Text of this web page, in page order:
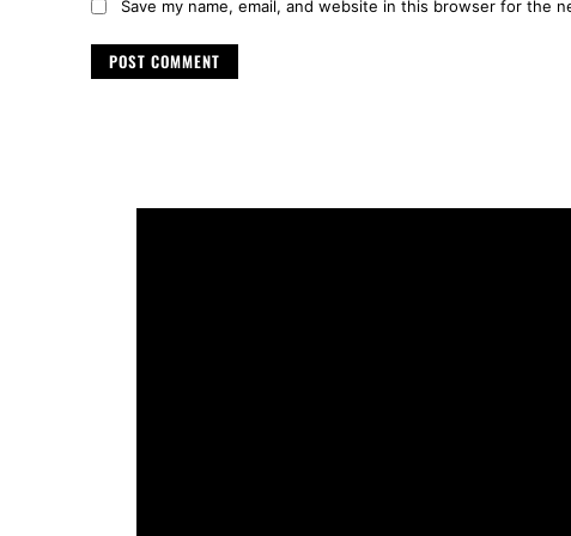
Save my name, email, and website in this browser for the